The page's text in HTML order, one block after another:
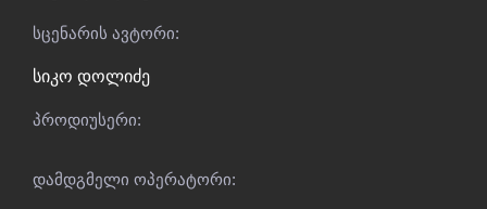
სცენარის ავტორი:
სიკო დოლიძე
პროდიუსერი:
დამდგმელი ოპერატორი: